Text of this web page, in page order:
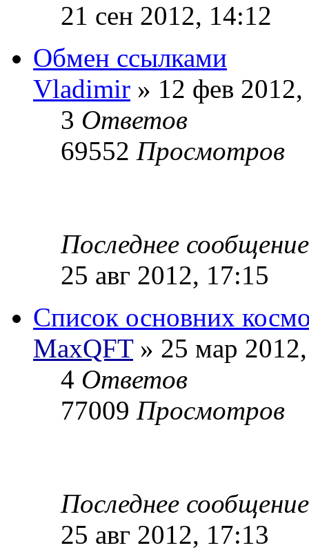
21 сен 2012, 14:12
Обмен ссылками
Vladimir » 12 фев
3 Ответов
69552 Просмотров
Последнее
25 авг 2012, 17:15
Список основних
MaxQFT» 25 мар
4 Ответов
77009 Просмотров
Последнее
25 авг 2012, 17:13